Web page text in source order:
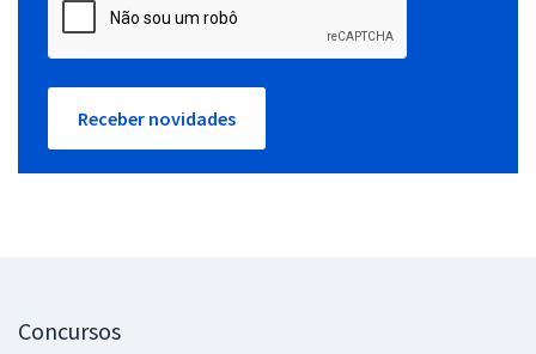
Receber novidades
Concursos